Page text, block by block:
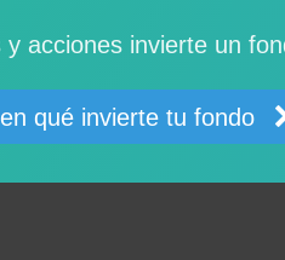
acciones invierte un
qué invierte tu fondo